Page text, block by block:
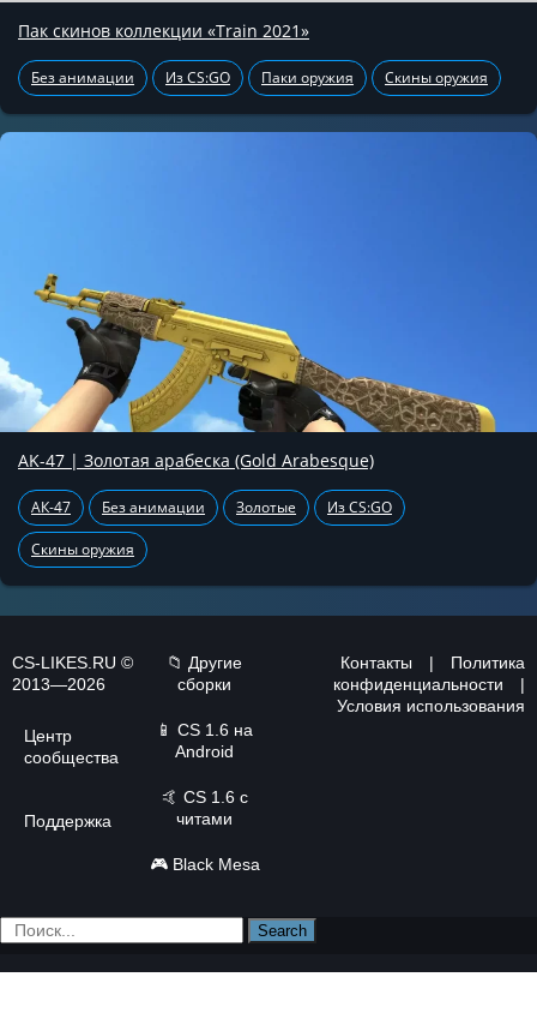
Пак скинов коллекции «Train 2021»
Без анимации Из CS:GO Паки оружия Скины оружия
AK-47 | Золотая арабеска (Gold Arabesque)
АК-47 Без анимации Золотые Из CS:GO
Скины оружия
CS-LIKES.RU ©
2013—2026
Центр
сообщества
Поддержка
📁 Другие
сборки
📱 CS 1.6 на
Android
🤙 CS 1.6 с
читами
🎮 Black Mesa
Контакты |
Политика
конфиденциальности
|
Условия использования
Search